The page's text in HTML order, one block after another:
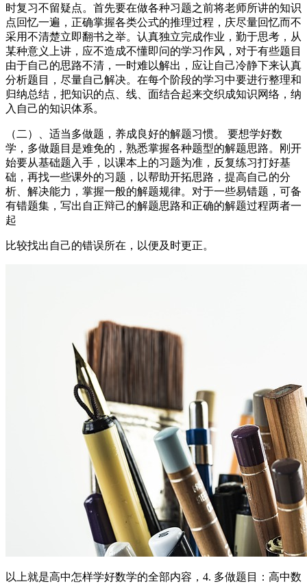
时复习不留疑点。首先要在做各种习题之前将老师所讲的知识
点回忆一遍，正确掌握各类公式的推理过程，庆尽量回忆而不
采用不清楚立即翻书之举。认真独立完成作业，勤于思考，从
某种意义上讲，应不造成不懂即问的学习作风，对于有些题目
由于自己的思路不清，一时难以解出，应让自己冷静下来认真
分析题目，尽量自己解决。在每个阶段的学习中要进行整理和
归纳总结，把知识的点、线、面结合起来交织成知识网络，纳
入自己的知识体系。
（二）、适当多做题，养成良好的解题习惯。 要想学好数
学，多做题目是难免的，熟悉掌握各种题型的解题思路。刚开
始要从基础题入手，以课本上的习题为准，反复练习打好基
础，再找一些课外的习题，以帮助开拓思路，提高自己的分
析、解决能力，掌握一般的解题规律。对于一些易错题，可备
有错题集，写出自正辩己的解题思路和正确的解题过程两者一
起
比较找出自己的错误所在，以便及时更正。
以上就是高中怎样学好数学的全部内容，4. 多做题目：高中数